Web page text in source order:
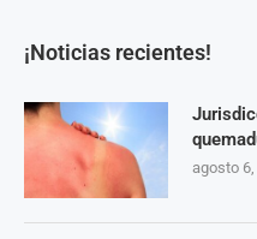
¡Noticias recientes!
agosto